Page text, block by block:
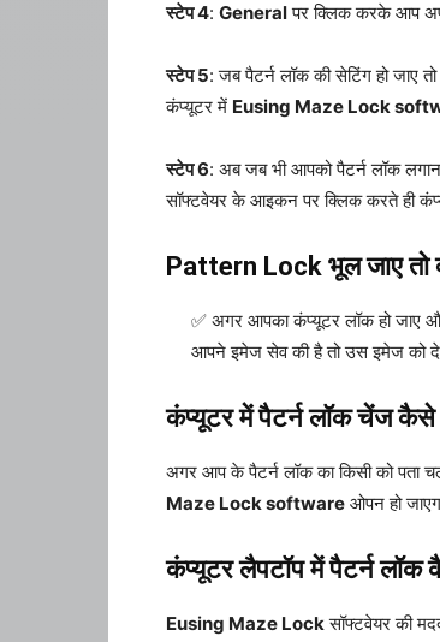
स्टेप 4: Generalपर क्लिक करके आप
स्टेप 5: जब पैटर्न लॉक की सेटिंग हो
कंप्यूटर में Eusing Maze Lock
स्टेप 6: अब जब भी आपको पैटर्न लॉक
सॉफ्टवेयर के आइकन पर क्लिक करते ही
Pattern Lock भूल जाए तो
अगर आपका कंप्यूटर लॉक हो जाए
आपने इमेज सेव की है तो उस इमेज को
कंप्यूटर में पैटर्न लॉक चेंज
अगर आप के पैटर्न लॉक का किसी को पता
Maze Lock software ओपन हो
कंप्यूटर लैपटॉप में पैटर्न लॉक
Eusing Maze Lockसॉफ्टवेयर की